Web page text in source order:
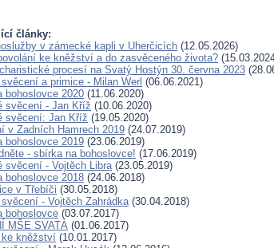
články:
v zámecké kapli v Uherčicích (12.05.2026)
ke kněžství a do zasvěceného života?
procesí na Svatý Hostýn 30. června 2023
a primice - Milan Werl (06.06.2021)
bohoslovce 2020 (11.06.2020)
svěcení - Jan Kříž (10.06.2020)
svěcení: Jan Kříž (19.05.2020)
v Zadních Hamrech 2019 (24.07.2019)
bohoslovce 2019 (23.06.2019)
- sbírka na bohoslovce! (17.06.2019)
svěcení - Vojtěch Libra(23.05.2019)
bohoslovce 2018 (24.06.2018)
v Třebíči (30.05.2018)
- Vojtěch Zahrádka(30.04.2018)
bohoslovce (03.07.2017)
MŠE SVATÁ (01.06.2017)
ke kněžství (10.01.2017)